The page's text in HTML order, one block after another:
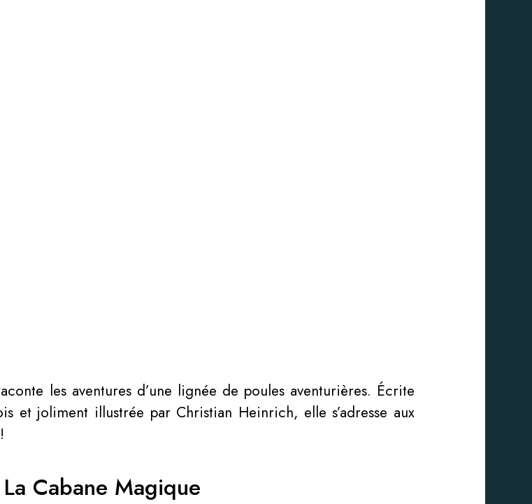
les aventures d’une lignée de poules aventurières. Écrite
et joliment illustrée par Christian Heinrich, elle s’adresse aux
Cabane Magique